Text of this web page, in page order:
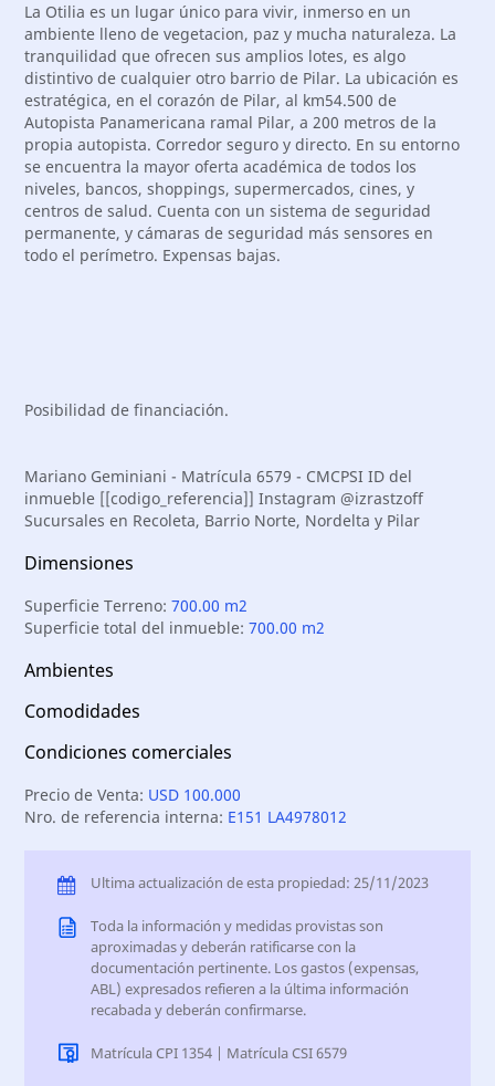
La Otilia es un lugar único para vivir, inmerso en un
ambiente lleno de vegetacion, paz y mucha naturaleza. La
tranquilidad que ofrecen sus amplios lotes, es algo
distintivo de cualquier otro barrio de Pilar. La ubicación es
estratégica, en el corazón de Pilar, al km54.500 de
Autopista Panamericana ramal Pilar, a 200 metros de la
propia autopista. Corredor seguro y directo. En su entorno
se encuentra la mayor oferta académica de todos los
niveles, bancos, shoppings, supermercados, cines, y
centros de salud. Cuenta con un sistema de seguridad
permanente, y cámaras de seguridad más sensores en
todo el perímetro. Expensas bajas.
Posibilidad de financiación.
Mariano Geminiani - Matrícula 6579 - CMCPSI ID del
inmueble [[codigo_referencia]] Instagram @izrastzoff
Sucursales en Recoleta, Barrio Norte, Nordelta y Pilar
Dimensiones
Superficie Terreno:700.00 m2
Superficie total del inmueble:700.00 m2
Ambientes
Comodidades
Condiciones comerciales
Precio de Venta: USD 100.000
Nro. de referencia interna: E151 LA4978012
Ultima actualización de esta propiedad: 25/11/2023
Toda la información y medidas provistas son
aproximadas y deberán ratificarse con la
documentación pertinente. Los gastos (expensas,
ABL) expresados refieren a la última información
recabada y deberán confirmarse.
Matrícula CPI 1354 | Matrícula CSI 6579